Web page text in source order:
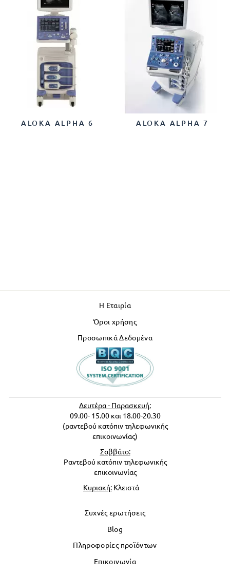
ALOKA ALPHA 6 ALOKA ALPHA 7
Η Εταιρία
Όροι χρήσης
Προσωπικά Δεδομένα
Δευτέρα - Παρασκευή:
09.00- 15.00 και 18.00-20.30
(ραντεβού κατόπιν τηλεφωνικής
επικοινωνίας)
Σαββάτο:
Ραντεβού κατόπιν τηλεφωνικής
επικοινωνίας
Κυριακή: Κλειστά
Συχνές ερωτήσεις
Blog
Πληροφορίες προϊόντων
Επικοινωνία